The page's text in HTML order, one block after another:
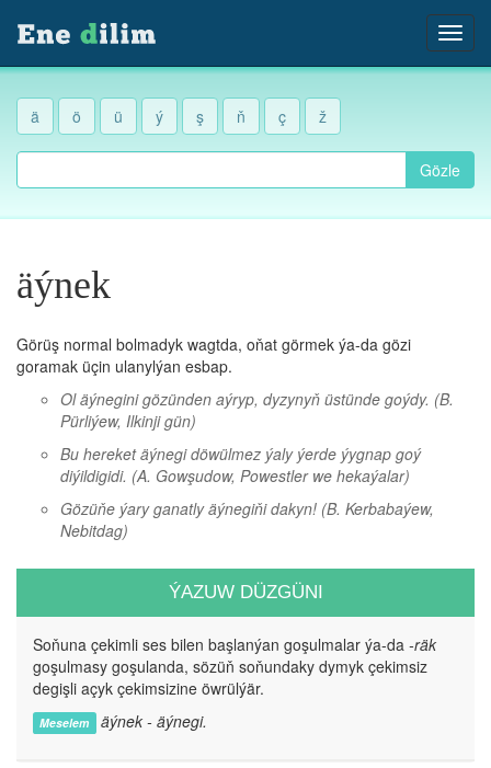
ä ö ü ý ş ň ç ž
Gözle
äýnek
Görüş normal bolmadyk wagtda, oňat görmek ýa-da gözi
goramak üçin ulanylýan esbap.
Ol äýnegini gözünden aýryp, dyzynyň üstünde goýdy. (B.
Pürliýew, Ilkinji gün)
Bu hereket äýnegi döwülmez ýaly ýerde ýygnap goý
diýildigidi. (A. Gowşudow, Powestler we hekaýalar)
Gözüňe ýary ganatly äýnegiňi dakyn! (B. Kerbabaýew,
Nebitdag)
ÝAZUW DÜZGÜNI
Soňuna çekimli ses bilen başlanýan goşulmalar ýa-da -räk
goşulmasy goşulanda, sözüň soňundaky dymyk çekimsiz
degişli açyk çekimsizine öwrülýär.
Meselem äýnek - äýnegi.